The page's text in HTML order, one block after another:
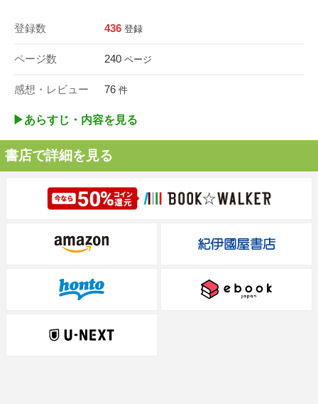
登録数 436 登録
ページ数 240 ページ
感想・レビュー 76 件
▶︎あらすじ・内容を見る
書店で詳細を見る